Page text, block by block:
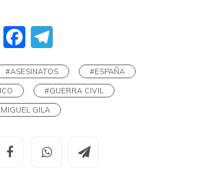
TwitterFacebook
#ASESINATOS
#ESPAÑA
#GUERRA CIVIL
GILA